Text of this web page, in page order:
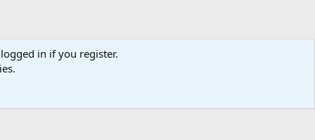
Terms and rules Privacy policy
in if you register.